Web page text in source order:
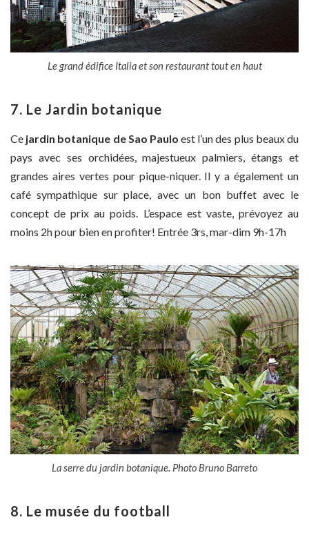
Le grand édifice Italia et son restaurant tout en haut
7. Le Jardin botanique
Ce jardin botanique de Sao Paulo est l’un des plus beaux du
pays avec ses orchidées, majestueux palmiers, étangs et
grandes aires vertes pour pique-niquer. Il y a également un
café sympathique sur place, avec un bon buffet avec le
concept de prix au poids. L’espace est vaste, prévoyez au
moins 2h pour bien en profiter! Entrée 3rs, mar-dim 9h-17h
La serre du jardin botanique. Photo Bruno Barreto
8. Le musée du football